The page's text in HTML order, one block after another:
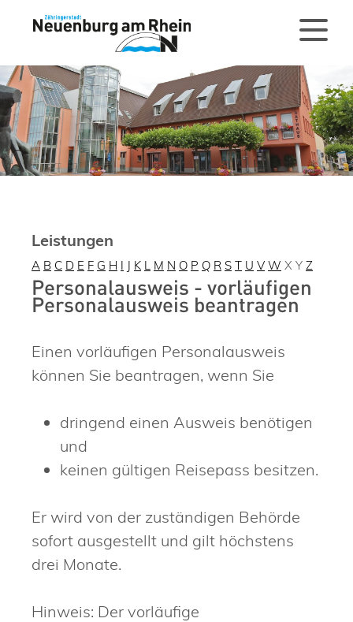
Leistungen
A B C D E F G H I J K L M N O P Q R S T U V W X Y Z
Personalausweis - vorläufigen
Personalausweis beantragen
Einen vorläufigen Personalausweis
können Sie beantragen, wenn Sie
dringend einen Ausweis benötigen
und
keinen gültigen Reisepass besitzen.
Er wird von der zuständigen Behörde
sofort ausgestellt und gilt höchstens
drei Monate.
Hinweis: Der vorläufige